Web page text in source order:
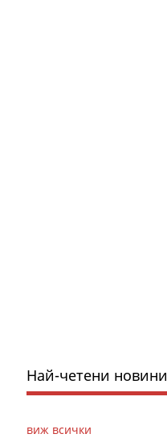
Най-четени новини
виж всички